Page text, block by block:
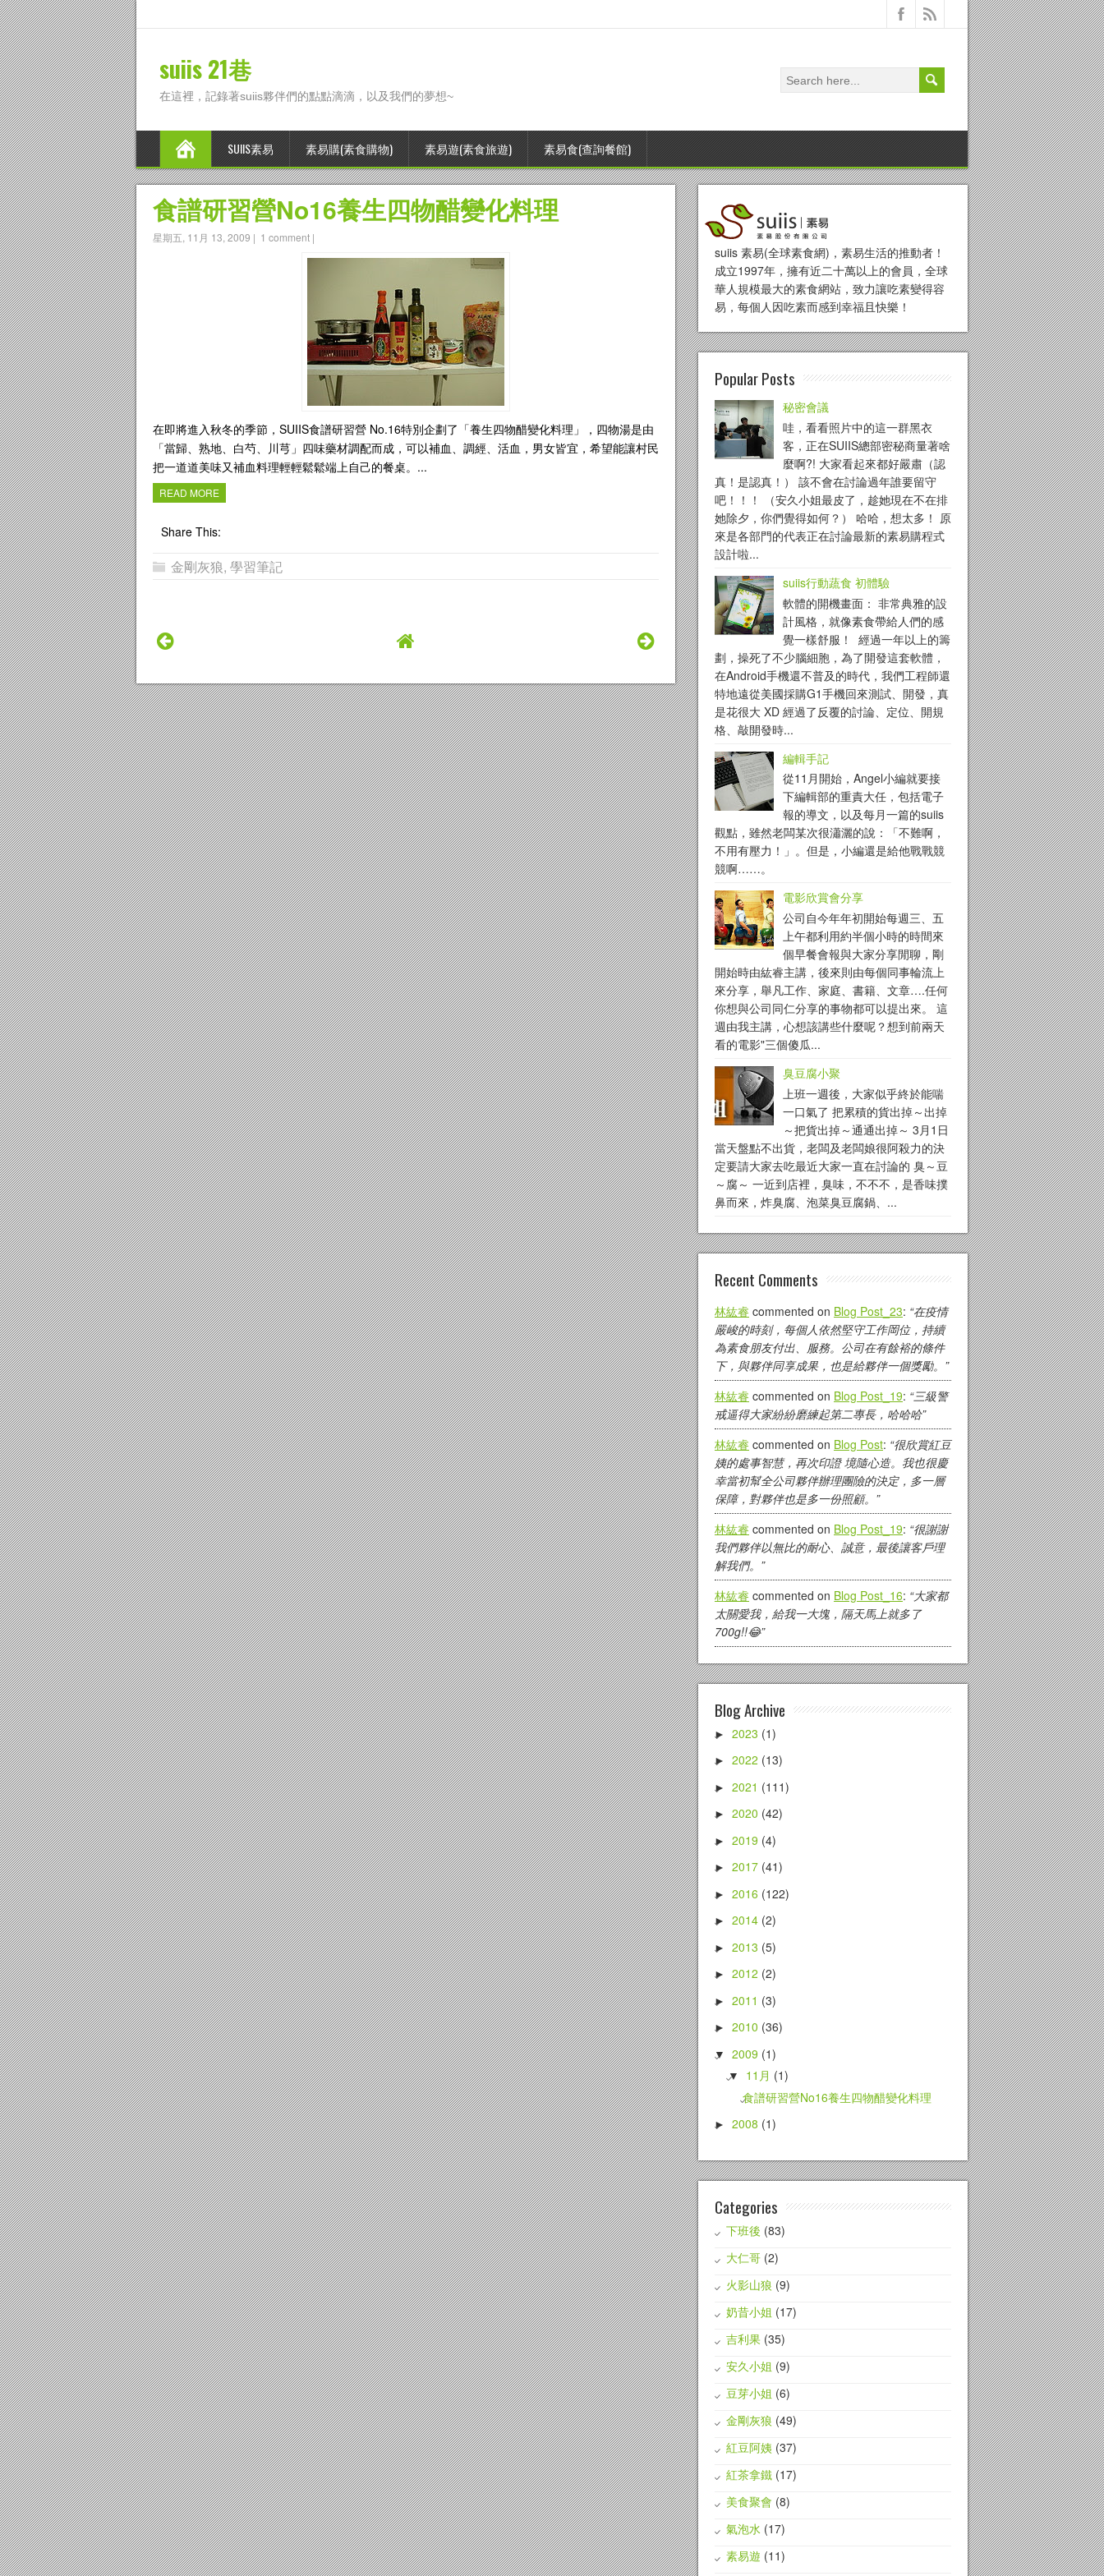
suiis 21巷
在這裡，記錄著suiis夥伴們的點點滴滴，以及我們的夢想~
SUIIS素易 素易購(素食購物) 素易遊(素食旅遊) 素易食(查詢餐館)
食譜研習營No16養生四物醋變化料理
星期五, 11月 13, 2009 | 1 comment |
在即將進入秋冬的季節，SUIIS食譜研習營 No.16特別企劃了「養生四物醋變化料理」，四物湯是由
「當歸、熟地、白芍、川芎」四味藥材調配而成，可以補血、調經、活血，男女皆宜，希望能讓村民
把一道道美味又補血料理輕輕鬆鬆端上自己的餐桌。...
READ MORE
Share This:
金剛灰狼, 學習筆記
suiis 素易(全球素食網)，素易生活的推動者！
成立1997年，擁有近二十萬以上的會員，全球
華人規模最大的素食網站，致力讓吃素變得容
易，每個人因吃素而感到幸福且快樂！
Popular Posts
秘密會議
哇，看看照片中的這一群黑衣
客，正在SUIIS總部密秘商量著啥
麼啊?! 大家看起來都好嚴肅（認
真！是認真！） 該不會在討論過年誰要留守
吧！！！ （安久小姐最皮了，趁她現在不在排
她除夕，你們覺得如何？） 哈哈，想太多！ 原
來是各部門的代表正在討論最新的素易購程式
設計啦...
suiis行動蔬食 初體驗
軟體的開機畫面： 非常典雅的設
計風格，就像素食帶給人們的感
覺一樣舒服！ 經過一年以上的籌
劃，操死了不少腦細胞，為了開發這套軟體，
在Android手機還不普及的時代，我們工程師還
特地遠從美國採購G1手機回來測試、開發，真
是花很大 XD 經過了反覆的討論、定位、開規
格、敲開發時...
編輯手記
從11月開始，Angel小編就要接
下編輯部的重責大任，包括電子
報的導文，以及每月一篇的suiis
觀點，雖然老闆某次很瀟灑的說：「不難啊，
不用有壓力！」。但是，小編還是給他戰戰競
競啊……。
電影欣賞會分享
公司自今年年初開始每週三、五
上午都利用約半個小時的時間來
個早餐會報與大家分享閒聊，剛
開始時由紘睿主講，後來則由每個同事輪流上
來分享，舉凡工作、家庭、書籍、文章….任何
你想與公司同仁分享的事物都可以提出來。 這
週由我主講，心想該講些什麼呢？想到前兩天
看的電影"三個傻瓜...
臭豆腐小聚
上班一週後，大家似乎終於能喘
一口氣了 把累積的貨出掉～出掉
～把貨出掉～通通出掉～ 3月1日
當天盤點不出貨，老闆及老闆娘很阿殺力的決
定要請大家去吃最近大家一直在討論的 臭～豆
～腐～ 一近到店裡，臭味，不不不，是香味撲
鼻而來，炸臭腐、泡菜臭豆腐鍋、...
Recent Comments
林紘睿 commented on Blog Post_23: “在疫情
嚴峻的時刻，每個人依然堅守工作岡位，持續
為素食朋友付出、服務。公司在有餘裕的條件
下，與夥伴同享成果，也是給夥伴一個獎勵。”
林紘睿 commented on Blog Post_19: “三級警
戒逼得大家紛紛磨練起第二專長，哈哈哈”
林紘睿 commented on Blog Post: “很欣賞紅豆
姨的處事智慧，再次印證 境隨心造。我也很慶
幸當初幫全公司夥伴辦理團險的決定，多一層
保障，對夥伴也是多一份照顧。”
林紘睿 commented on Blog Post_19: “很謝謝
我們夥伴以無比的耐心、誠意，最後讓客戶理
解我們。”
林紘睿 commented on Blog Post_16: “大家都
太關愛我，給我一大塊，隔天馬上就多了
700g!!😂”
Blog Archive
► 2023 (1)
► 2022 (13)
► 2021 (111)
► 2020 (42)
► 2019 (4)
► 2017 (41)
► 2016 (122)
► 2014 (2)
► 2013 (5)
► 2012 (2)
► 2011 (3)
► 2010 (36)
▼ 2009 (1)
▼ 11月 (1)
食譜研習營No16養生四物醋變化料理
► 2008 (1)
Categories
下班後 (83)
大仁哥 (2)
火影山狼 (9)
奶昔小姐 (17)
吉利果 (35)
安久小姐 (9)
豆芽小姐 (6)
金剛灰狼 (49)
紅豆阿姨 (37)
紅茶拿鐵 (17)
美食聚會 (8)
氣泡水 (17)
素易遊 (11)